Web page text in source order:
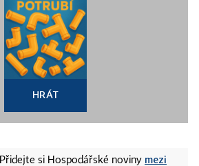
HRÁT
Přidejte si Hospodářské noviny mezi